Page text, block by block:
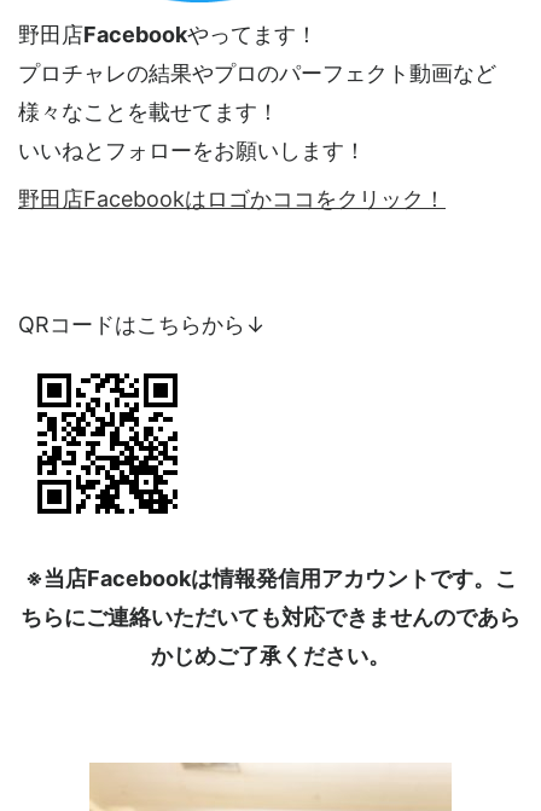
野田店Facebookやってます！
プロチャレの結果やプロのパーフェクト動画など
様々なことを載せてます！
いいねとフォローをお願いします！
野田店Facebookはロゴかココをクリック！
QRコードはこちらから↓
※当店Facebookは情報発信用アカウントです。こ
ちらにご連絡いただいても対応できませんのであら
かじめご了承ください。